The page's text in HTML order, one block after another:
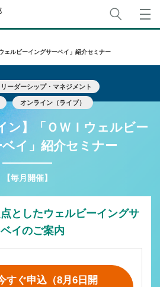
公益財団法人日本生産性本部
ェルビーイングサーベイ」紹介セミナー
リーダーシップ・マネジメント
オンライン（ライブ）
ン】「ＯＷＩウェルビー
イ」紹介セミナー
【毎月開催】
としたウェルビーイングサ
イのご案内
すぐ申込（8月6日開